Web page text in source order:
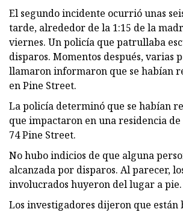
El segundo incidente ocurrió unas
tarde, alrededor de la 1:15 de la
viernes. Un policía que patrullaba
disparos. Momentos después, varias
llamaron informaron que se habían
en Pine Street.
La policía determinó que se habían
que impactaron en una residencia
74 Pine Street.
No hubo indicios de que alguna
alcanzada por disparos. Al parecer,
involucrados huyeron del lugar a pie.
Los investigadores dijeron que están